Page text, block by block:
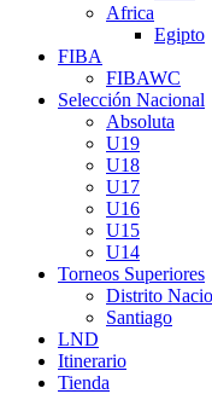
Africa
Egipto
FIBA
FIBAWC
Selección Nacional
Absoluta
U19
U18
U17
U16
U15
U14
Torneos Superiores
Distrito
Santiago
LND
Itinerario
Tienda